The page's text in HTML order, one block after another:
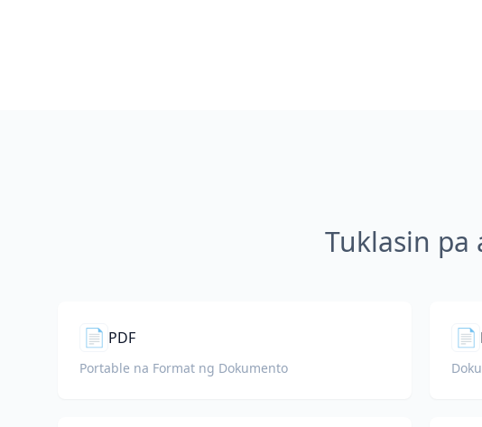
Tuklasin pa
📄 PDF
Portable na Format ng Dokumento
📄